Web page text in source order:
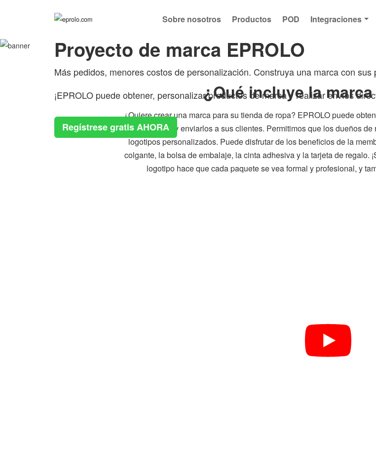
Sobre nosotros Productos POD Integraciones
Proyecto de marca EPROLO
Más pedidos, menores costos de personalización. Construya una marca con sus
¡EPROLO puede obtener, personalizar productos de marca y realizar envíos
Regístrese gratis AHORA
¿Qué incluye la marca
¿Quiere crear una marca para su tienda de ropa? EPROLO puede
y paquetes y enviarlos a sus clientes. Permitimos que los dueños
logotipos personalizados. Puede disfrutar de los beneficios de la
colgante, la bolsa de embalaje, la cinta adhesiva y la tarjeta de regalo.
logotipo hace que cada paquete se vea formal y profesional, y